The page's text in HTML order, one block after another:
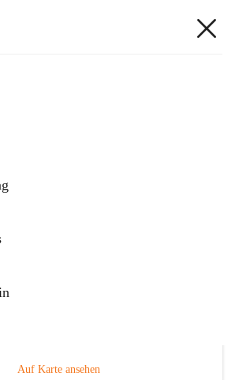
10, 8463 Leutschach an der Weinstraße,
Auf Karte ansehen